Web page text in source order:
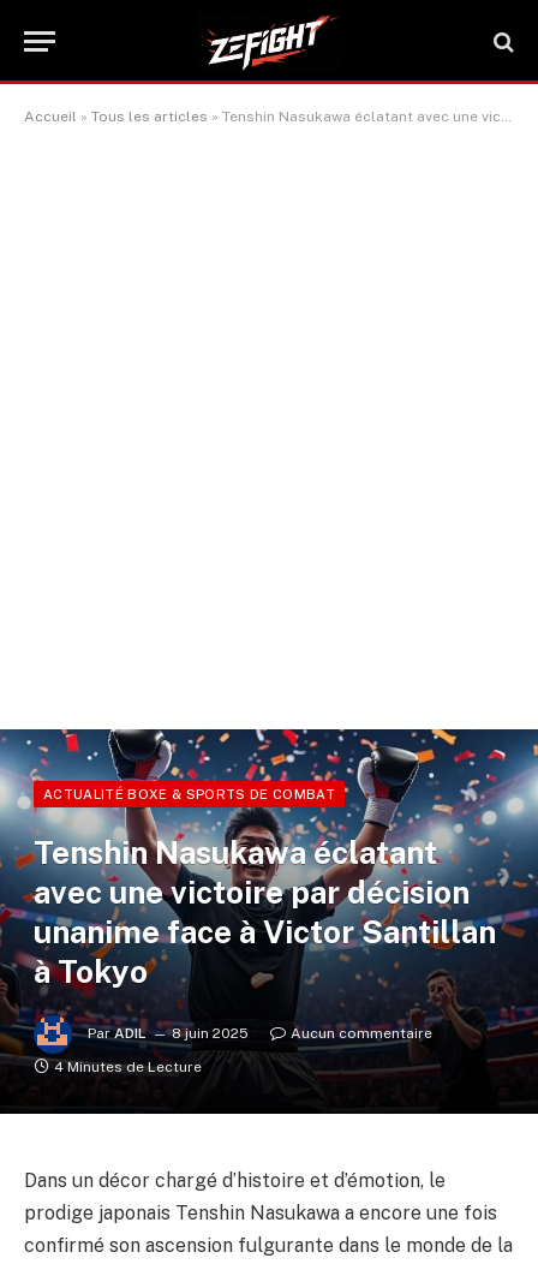
Accueil » Tous les articles » Tenshin Nasukawa éclatant avec une victoire par décision unanime face à Victor Santillan à Tokyo
ACTUALITÉ BOXE & SPORTS DE COMBAT
Tenshin Nasukawa éclatant
avec une victoire par décision
unanime face à Victor Santillan
à Tokyo
Par ADIL 8 juin 2025
Aucun commentaire
4 Minutes de Lecture
Dans un décor chargé d’histoire et d’émotion, le
prodige japonais Tenshin Nasukawa a encore une fois
confirmé son ascension fulgurante dans le monde de la